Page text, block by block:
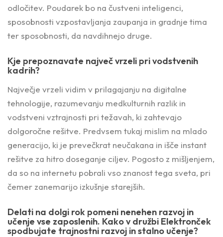
odločitev. Poudarek bo na čustveni inteligenci,
sposobnosti vzpostavljanja zaupanja in gradnje tima
ter sposobnosti, da navdihnejo druge.
Kje prepoznavate največ vrzeli pri vodstvenih
kadrih?
Največje vrzeli vidim v prilagajanju na digitalne
tehnologije, razumevanju medkulturnih razlik in
vodstveni vztrajnosti pri težavah, ki zahtevajo
dolgoročne rešitve. Predvsem tukaj mislim na mlado
generacijo, ki je prevečkrat neučakana in išče instant
rešitve za hitro doseganje ciljev. Pogosto z mišljenjem,
da so na internetu pobrali vso znanost tega sveta, pri
čemer zanemarijo izkušnje starejših.
Delati na dolgi rok pomeni nenehen razvoj in
učenje vse zaposlenih. Kako v družbi Elektronček
spodbujate trajnostni razvoj in stalno učenje?